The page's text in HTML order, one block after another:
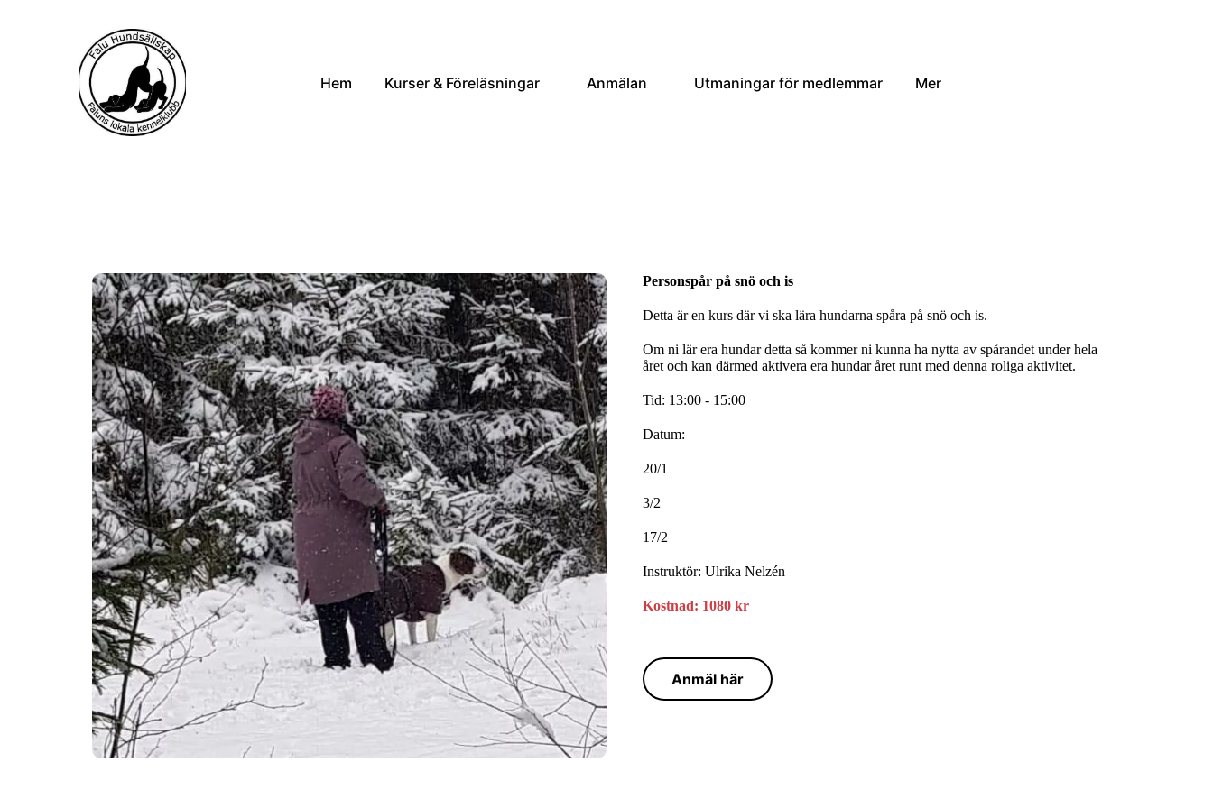
Hem Kurser & Föreläsningar Anmälan Utmaningar för medlemmar Mer
Personspår på snö och is
Detta är en kurs där vi ska lära hundarna spåra på snö och is.
Om ni lär era hundar detta så kommer ni kunna ha nytta av spårandet under hela
året och kan därmed aktivera era hundar året runt med denna roliga aktivitet.
Tid: 13:00 - 15:00
Datum:
20/1
3/2
17/2
Instruktör: Ulrika Nelzén
Kostnad: 1080 kr
Anmäl här